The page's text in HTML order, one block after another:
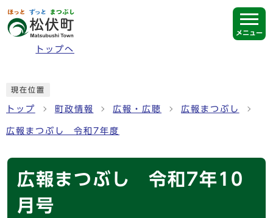
ページの先頭です
トップへ
メニュー
現在位置
トップ 町政情報 広報・広聴 広報まつぶし
広報まつぶし 令和7年度
広報まつぶし 令和7年10
月号